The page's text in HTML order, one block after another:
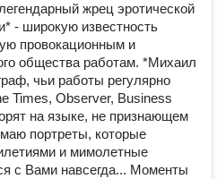
жрец эротической
- широкую известность
провокационным и
общества работам. *Михаил
чьи работы регулярно
Times, Observer, Business
на языке, не признающем
портреты, которые
и мимолетные
с Вами навсегда... Моменты